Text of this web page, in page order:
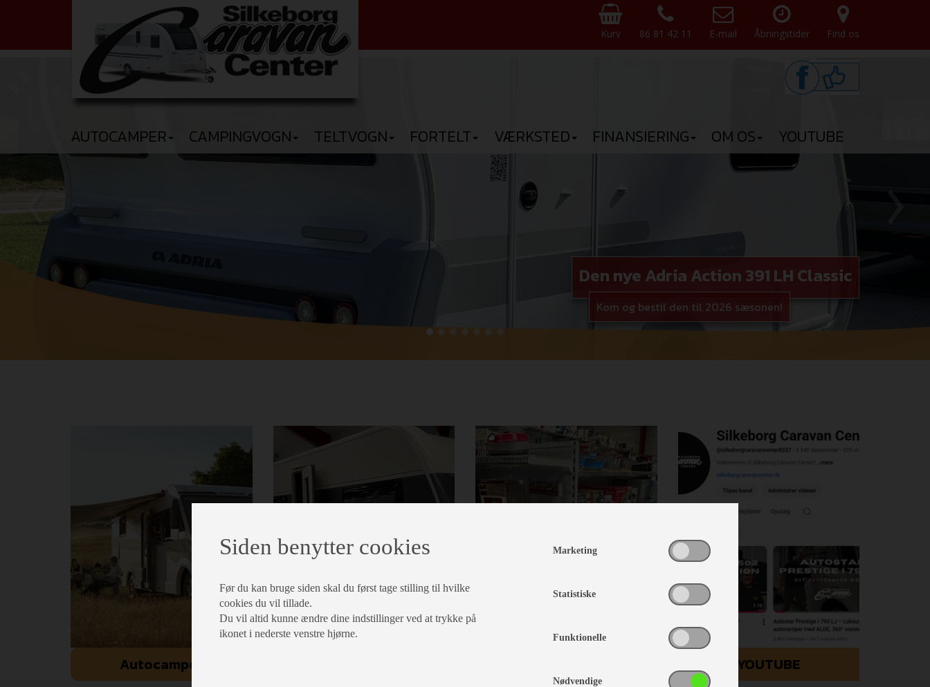
Kurv 86 81 42 11 E-mail Åbningstider Find os
AUTOCAMPER CAMPINGVOGN TELTVOGN FORTELT VÆRKSTED FINANSIERING OM OS YOUTUBE
Den nye Adria Action 391 LH Classic
Kom og bestil den til 2026 sæsonen!
Autocamper YOUTUBE
Siden benytter cookies
Før du kan bruge siden skal du først tage stilling til hvilke
cookies du vil tillade.
Du vil altid kunne ændre dine indstillinger ved at trykke på
ikonet i nederste venstre hjørne.
Marketing
Statistiske
Funktionelle
Nødvendige